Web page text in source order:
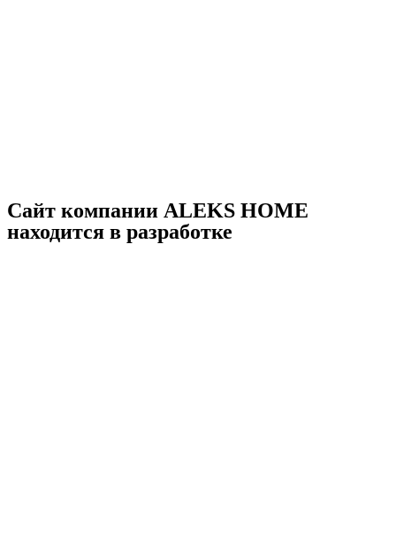
Сайт компании ALEKS HOME
находится в разработке